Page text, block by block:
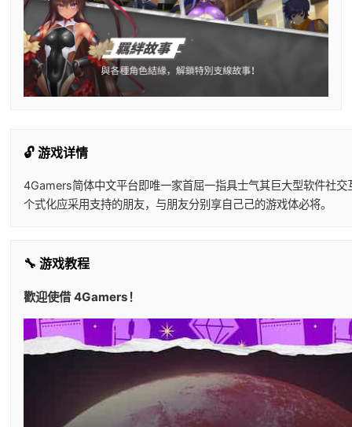
🔓 游戏详情
4Gamers简体中文平台即唯一家首屈一指具士气其巨大型软件社
个式化应采用支持的朋友，与朋友分别享自己己的游戏体必将。
🔧 游戏教程
歡迎使借 4Gamers！